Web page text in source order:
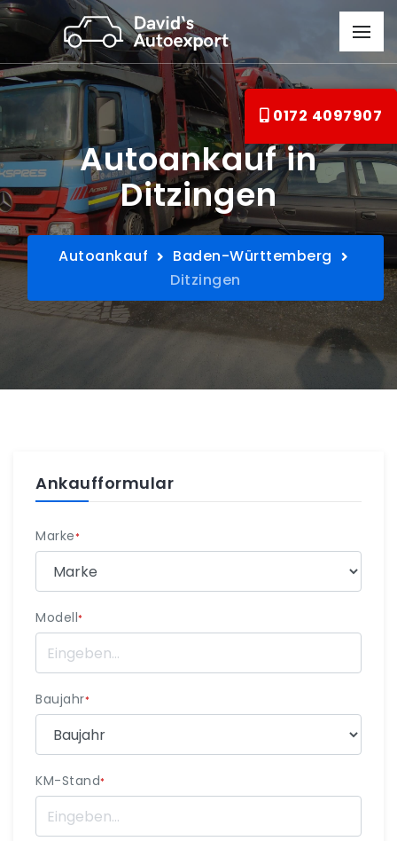
0172 4097907
Autoankauf in
Ditzingen
Autoankauf
Baden-Württemberg
Ditzingen
Ankaufformular
Marke*
Modell*
Baujahr*
KM-Stand*